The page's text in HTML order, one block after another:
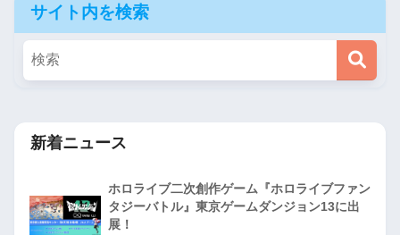
サイト内を検索
新着ニュース
ホロライブ二次創作ゲーム『ホロライブファン
タジーバトル』東京ゲームダンジョン13に出
展！